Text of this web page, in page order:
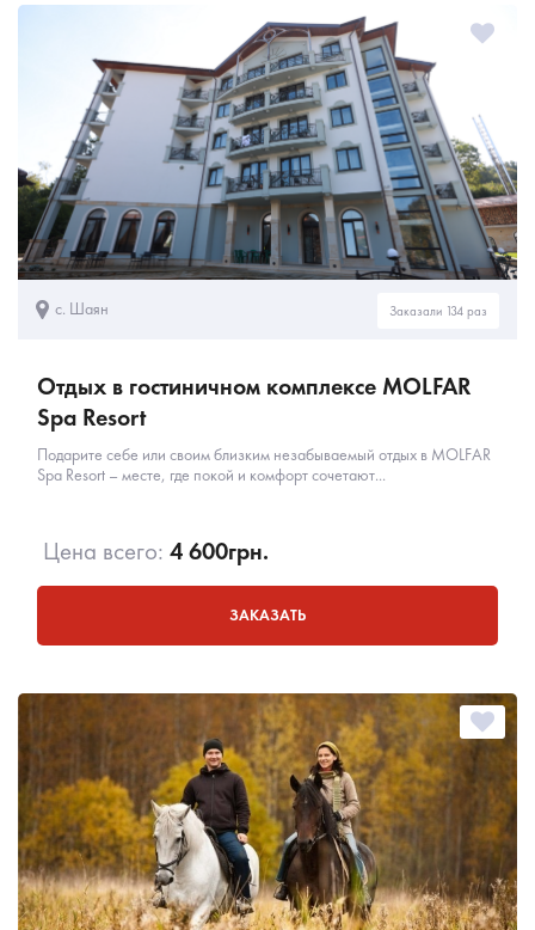
с. Шаян Заказали 134 раз
Отдых в гостиничном комплексе MOLFAR
Spa Resort
Подарите себе или своим близким незабываемый отдых в MOLFAR
Spa Resort – месте, где покой и комфорт сочетают...
Цена всего: 4 600грн.
ЗАКАЗАТЬ